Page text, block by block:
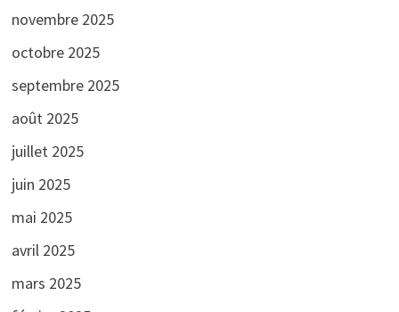
novembre 2025
octobre 2025
septembre 2025
août 2025
juillet 2025
juin 2025
mai 2025
avril 2025
mars 2025